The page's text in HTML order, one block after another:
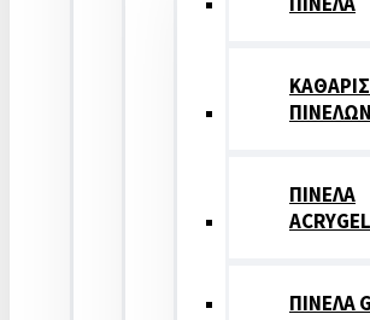
ΠΙΝΕΛΩΝ
ΠΙΝΕΛΑ
ACRYGEL
ΠΙΝΕΛΑ